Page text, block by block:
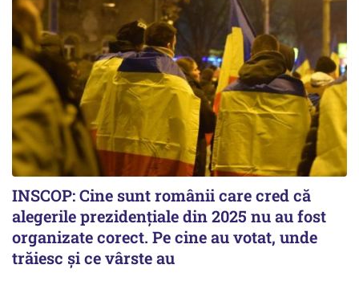
INSCOP: Cine sunt românii care cred că
alegerile prezidențiale din 2025 nu au fost
organizate corect. Pe cine au votat, unde
trăiesc și ce vârste au